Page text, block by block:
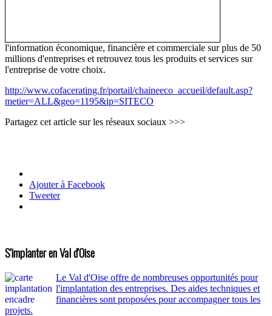
l'information économique, financière et commerciale sur plus de 50
millions d'entreprises et retrouvez tous les produits et services sur
l'entreprise de votre choix.
http://www.cofacerating.fr/portail/chaineeco_accueil/default.asp?
metier=ALL&geo=1195&ip=SITECO
Partagez cet article sur les réseaux sociaux >>>
Ajouter à Facebook
Tweeter
S'implanter en Val d'Oise
Le Val d'Oise offre de nombreuses opportunités pour
l'implantation des entreprises. Des aides techniques et
financières sont proposées pour accompagner tous les
projets.